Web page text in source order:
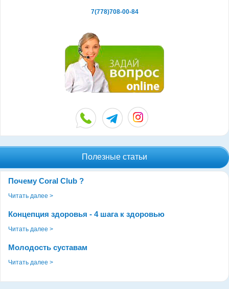
7(778)708-00-84
Полезные статьи
Почему Coral Club ?
Читать далее >
Концепция здоровья - 4 шага к здоровью
Читать далее >
Молодость суставам
Читать далее >